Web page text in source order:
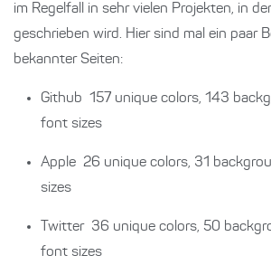
im Regelfall in sehr vielen Projekten, in
geschrieben wird. Hier sind mal ein paar
bekannter Seiten:
Github 157 unique colors, 143
font sizes
Apple 26 unique colors, 31
sizes
Twitter 36 unique colors, 50
font sizes